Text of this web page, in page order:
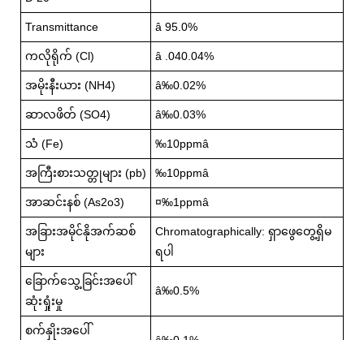
Transmittance â 95.0%
ကလိုရိုက် (Cl) â .040.04%
အမိုးနီးယား (NH4) â‰0.02%
ဆာလဖိတ် (SO4) â‰0.03%
သံ (Fe) ‰10ppmâ
အကြီးစားသတ္တုများ (pb) ‰10ppmâ
အာဆင်းနစ် (As2o3) ¤‰1ppmâ
အခြားအမိုင်နိုအက်ဆစ်
များ
Chromatographically: ရှာဖွေတွေ့ရှိမ
ရပါ
ခြောက်သွေ့ခြင်းအပေါ်
ဆုံးရှုံးမှု
â‰0.5%
စက်နှိုးအပေါ်